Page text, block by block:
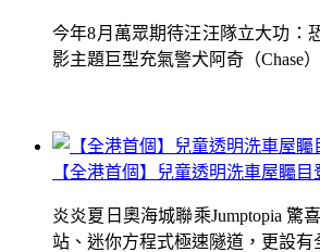
【全港首個】兒童透明洗車屋矚目
炎炎夏日奧海城聯乘Jumptopia
站、迷你方程式極速隧道，更設
今年8月萬眾期待汪汪隊立大功：
影主題巨型充氣警犬阿奇（Chase